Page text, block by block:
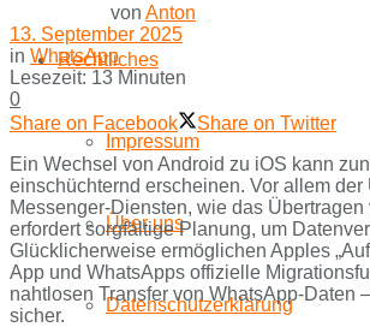
Rechtliches
Impressum
Über uns
Datenschutzerklärung
von Anton
13. September 2025
in WhatsApp
Lesezeit: 13 Minuten
0
Share on Facebook
Share on Twitter
Ein Wechsel von Android zu iOS kann
einschüchternd erscheinen. Vor allem der
Messenger-Diensten, wie das Übertragen
erfordert sorgfältige Planung, um
Glücklicherweise ermöglichen Apples
App und WhatsApps offizielle
nahtlosen Transfer von WhatsApp-Daten
sicher.